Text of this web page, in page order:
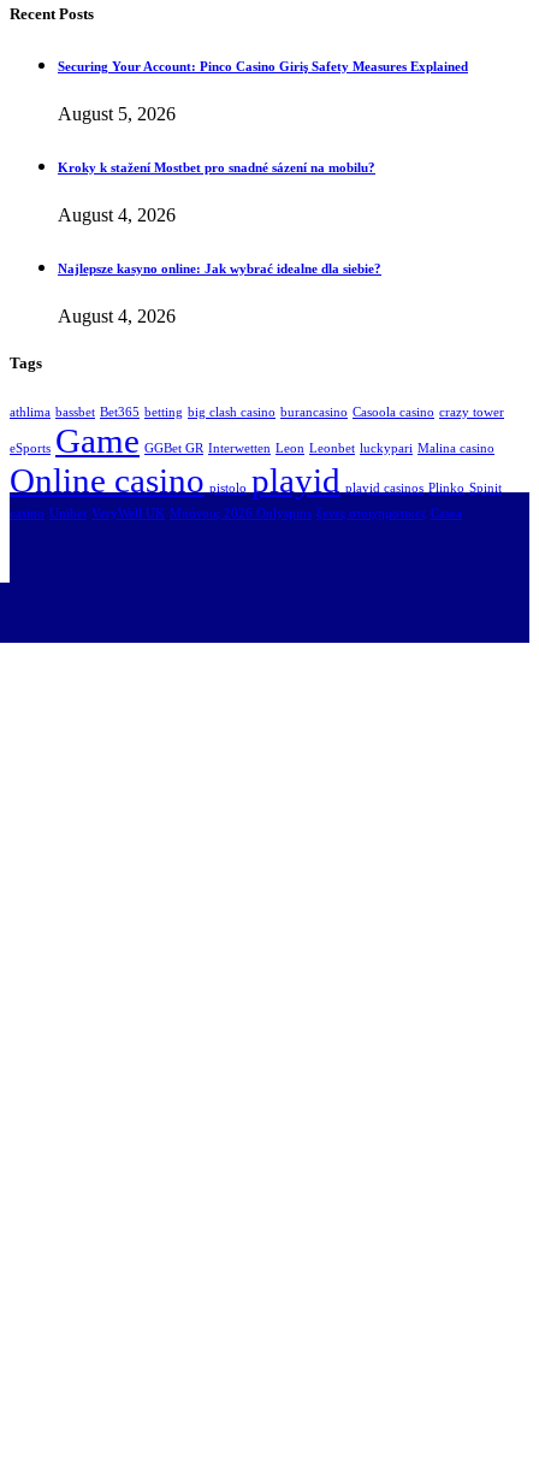
Recent Posts
Securing Your Account: Pinco Casino Giriş Safety Measures Explained
August 5, 2026
Kroky k stažení Mostbet pro snadné sázení na mobilu?
August 4, 2026
Najlepsze kasyno online: Jak wybrać idealne dla siebie?
August 4, 2026
Tags
athlima bassbet Bet365 betting big clash casino burancasino Casoola casino crazy tower
eSports Game GGBet GR Interwetten Leon Leonbet luckypari Malina casino
Online casino pistolo playid playid casinos Plinko Spinit
casino Unibet VeryWell UK Μπόνους 2026 Onlyspins ξενες στοιχηματικες Сasea